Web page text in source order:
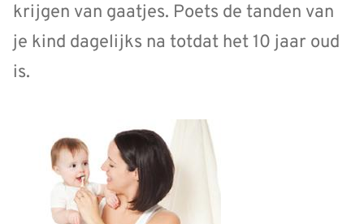
krijgen van gaatjes. Poets de tanden van
je kind dagelijks na totdat het 10 jaar oud
is.